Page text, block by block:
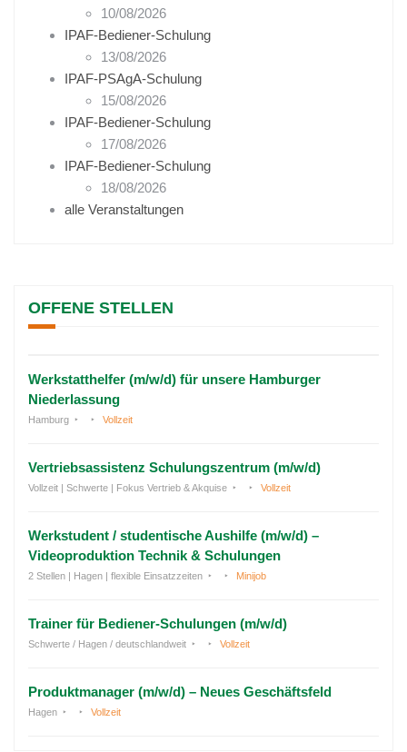
10/08/2026
IPAF-Bediener-Schulung
13/08/2026
IPAF-PSAgA-Schulung
15/08/2026
IPAF-Bediener-Schulung
17/08/2026
IPAF-Bediener-Schulung
18/08/2026
alle Veranstaltungen
OFFENE STELLEN
Werkstatthelfer (m/w/d) für unsere Hamburger
Niederlassung
Hamburg Vollzeit
Vertriebsassistenz Schulungszentrum (m/w/d)
Vollzeit | Schwerte | Fokus Vertrieb & Akquise Vollzeit
Werkstudent / studentische Aushilfe (m/w/d) –
Videoproduktion Technik & Schulungen
2 Stellen | Hagen | flexible Einsatzzeiten Minijob
Trainer für Bediener-Schulungen (m/w/d)
Schwerte / Hagen / deutschlandweit Vollzeit
Produktmanager (m/w/d) – Neues Geschäftsfeld
Hagen Vollzeit